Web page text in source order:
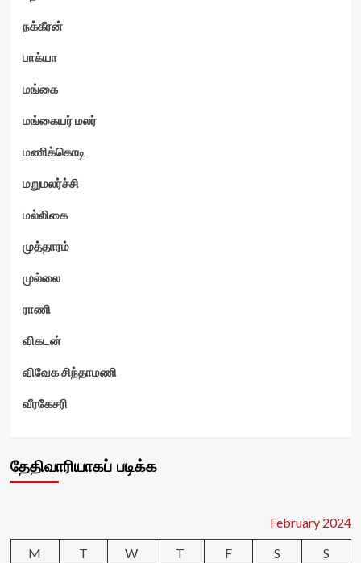
நக்கீரன்
பாக்யா
மங்கை
மங்கையர் மலர்
மணிக்கொடி
மறுமலர்ச்சி
மல்லிகை
முத்தாரம்
முல்லை
ராணி
விகடன்
விவேக சிந்தாமணி
வீரகேசரி
தேதிவாரியாகப் படிக்க
February 2024
M
T W T F S
S